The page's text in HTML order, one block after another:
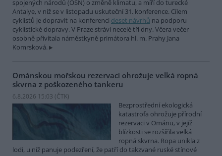
spojených národů (OSN) o změně klimatu, a míří do turecké
Antalye, v níž se v listopadu uskuteční 31. konference. Cílem
cyklistů je dopravit na konferenci deset návrhů na podporu
cyklistické dopravy. V Praze stráví necelé tři dny. Včera večer
osobně přivítala náměstkyně primátora hl. m. Prahy Jana
Komrsková.
Ománskou mořskou rezervaci ohrožuje velká ropná
skvrna z poškozeného tankeru
6.8.2026 15:03 (ČTK)
Bezprostřední ekologická
katastrofa ohrožuje přírodní
rezervaci v Ománu, v jejíž
blízkosti se rozšířila velká
ropná skvrna. Ropa unikla z
lodi, u níž panuje podezření, že patří do takzvané ruské stínové